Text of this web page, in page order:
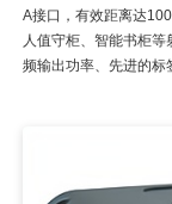
A接口，有效距离达
人值守柜、智能书柜
频输出功率、先进的标